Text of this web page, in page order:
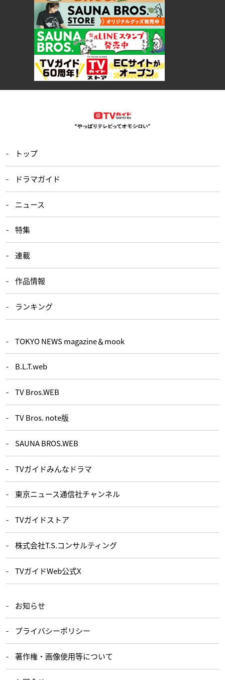
トップ
ドラマガイド
ニュース
特集
連載
作品情報
ランキング
TOKYO NEWS magazine＆mook
B.L.T.web
TV Bros.WEB
TV Bros. note版
SAUNA BROS.WEB
TVガイドみんなドラマ
東京ニュース通信社チャンネル
TVガイドストア
株式会社T.S.コンサルティング
TVガイドWeb公式X
お知らせ
プライバシーポリシー
著作権・画像使用等について